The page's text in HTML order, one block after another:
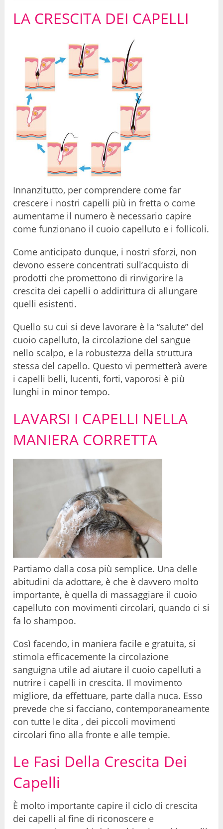
LA CRESCITA DEI CAPELLI
Innanzitutto, per comprendere come far
crescere i nostri capelli più in fretta o come
aumentarne il numero è necessario capire
come funzionano il cuoio capelluto e i follicoli.
Come anticipato dunque, i nostri sforzi, non
devono essere concentrati sull’acquisto di
prodotti che promettono di rinvigorire la
crescita dei capelli o addirittura di allungare
quelli esistenti.
Quello su cui si deve lavorare è la “salute” del
cuoio capelluto, la circolazione del sangue
nello scalpo, e la robustezza della struttura
stessa del capello. Questo vi permetterà avere
i capelli belli, lucenti, forti, vaporosi è più
lunghi in minor tempo.
LAVARSI I CAPELLI NELLA
MANIERA CORRETTA
Partiamo dalla cosa più semplice. Una delle
abitudini da adottare, è che è davvero molto
importante, è quella di massaggiare il cuoio
capelluto con movimenti circolari, quando ci si
fa lo shampoo.
Così facendo, in maniera facile e gratuita, si
stimola efficacemente la circolazione
sanguigna utile ad aiutare il cuoio capelluti a
nutrire i capelli in crescita. Il movimento
migliore, da effettuare, parte dalla nuca. Esso
prevede che si facciano, contemporaneamente
con tutte le dita , dei piccoli movimenti
circolari fino alla fronte e alle tempie.
Le Fasi Della Crescita Dei
Capelli
È molto importante capire il ciclo di crescita
dei capelli al fine di riconoscere e